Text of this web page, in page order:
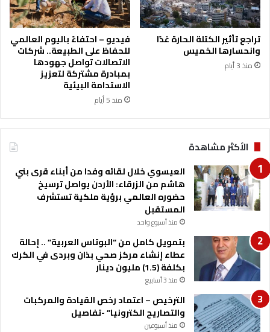
ن
د
و
ق
ح
م
ا
ب
ي
ئ
ة
ل
ع
م
2
2
6
تراجع تأثير الكتلة الحارة غدًا
وانحسارها الخميس
منذ 3 أيام
فيديو – احتفاءً باليوم العالمي
للحفاظ على الطبيعة.. شركات
الاتصالات تواصل جهودها
بمبادرة مشتركة لتعزيز
الاستدامة البيئية
منذ 5 أيام
الأكثر مشاهدة
العيسوي خلال لقائه وفدا من أبناء قرى بني
هاشم من الزرقاء: الأردن يواصل ترسيخ
حضوره العالمي برؤية ملكية تستشرف
المستقبل
منذ أسبوع واحد
بتمويل كامل من “البوتاس العربية” .. إحالة
عطاء إنشاء مركز صحي بذان وبردى في الكرك
بكلفة (1.5) مليون دينار
منذ 3 أسابيع
الترخيص – اعتماد رخص القيادة والمركبات
والتصاريح الكترونيا” -تفاصيل
منذ أسبوعين